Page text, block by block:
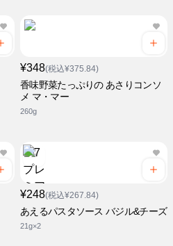
¥348(税込¥375.84)
香味野菜たっぷりの あさりコンソ
メ マ・マー
260g
¥248(税込¥267.84)
あえるパスタソース バジル&チーズ
21g×2